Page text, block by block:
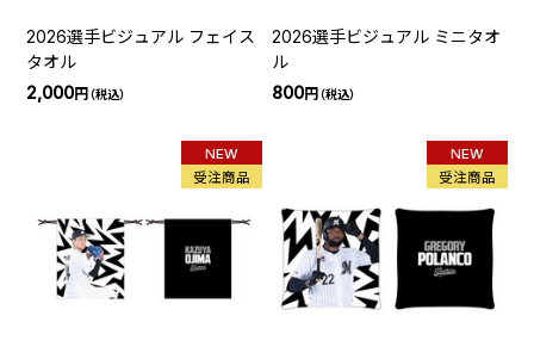
2026選手ビジュアル フェイス
タオル
2,000円（税込）
2026選手ビジュアル ミニタオ
ル
800円（税込）
NEW
受注商品
NEW
受注商品